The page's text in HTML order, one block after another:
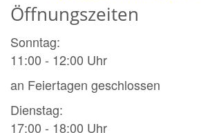
Öffnungszeiten
Sonntag:
11:00 - 12:00 Uhr
an Feiertagen geschlossen
Dienstag:
17:00 - 18:00 Uhr